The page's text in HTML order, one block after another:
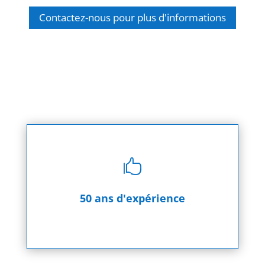
Contactez-nous pour plus d'informations

50 ans d'expérience